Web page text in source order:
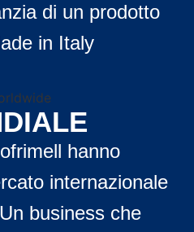
di un prodotto
in Italy
hanno
internazionale
business che